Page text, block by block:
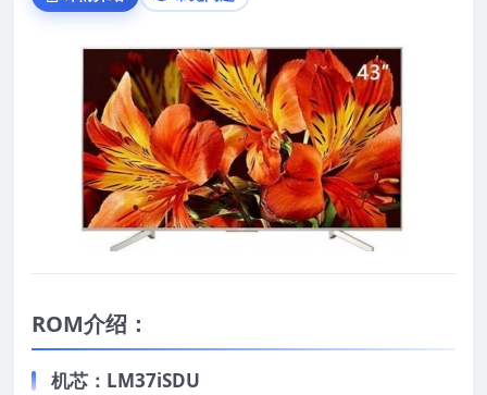
ROM介绍：
机芯：LM37iSDU